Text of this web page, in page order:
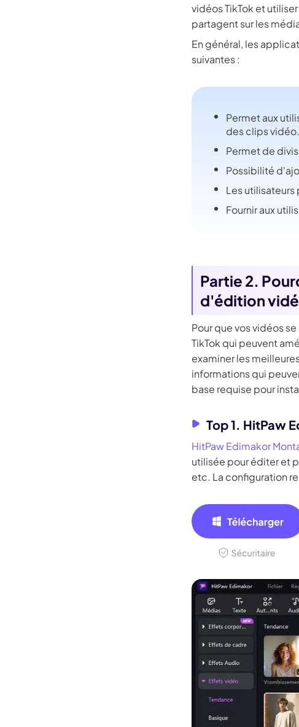
vidéos TikTok et
partagent sur les
En général, les
suivantes :
Permet aux
des clips vidéo.
Permet de
Possibilité
Les
Fournir aux
Partie 2.
d'édition
Pour que vos vidéos
TikTok qui peuvent
examiner les
informations qui
base requise pour
Top 1. HitPaw
HitPaw Edimakor
utilisée pour éditer et
etc. La configuration